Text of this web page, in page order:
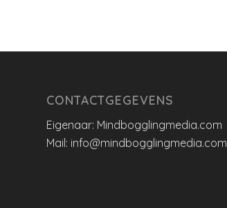
CONTACTGEGEVENS
Eigenaar: Mindbogglingmedia.com
Mail: info@mindbogglingmedia.com